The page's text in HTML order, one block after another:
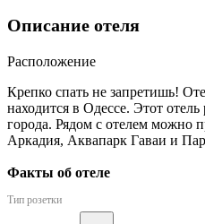
Описание отеля
Расположение
Крепко спать не запретишь!
находится в Одессе. Этот отель
города. Рядом с отелем можно
Аркадия, Аквапарк Гаваи и
Факты об отеле
Тип розетки